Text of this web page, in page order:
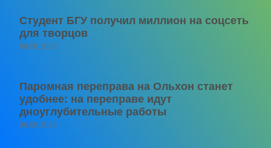
Студент БГУ получил миллион на соцсеть
для творцов
06.08.2026
Паромная переправа на Ольхон станет
удобнее: на переправе идут
дноуглубительные работы
06.08.2026